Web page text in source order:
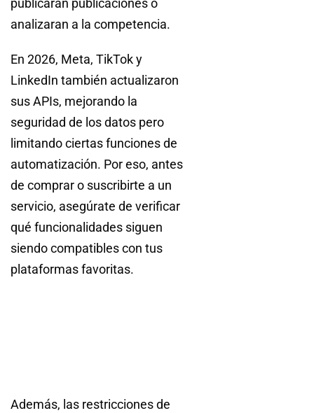
publicaran publicaciones o
analizaran a la competencia.
En 2026, Meta, TikTok y
LinkedIn también actualizaron
sus APIs, mejorando la
seguridad de los datos pero
limitando ciertas funciones de
automatización. Por eso, antes
de comprar o suscribirte a un
servicio, asegúrate de verificar
qué funcionalidades siguen
siendo compatibles con tus
plataformas favoritas.
Además, las restricciones de